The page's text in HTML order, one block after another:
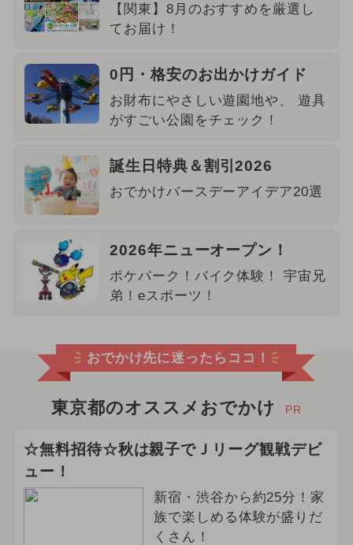
【関東】8月のおすすめを厳選し
てお届け！
0円・格安のお出かけガイド
お財布にやさしい遊園地や、 遊具
がすごい公園をチェック！
誕生日特典＆割引2026
おでかけバースデーアイデア20選
2026年ニューオープン！
ポケパーク！バイク体験！ 宇宙兄
弟！eスポーツ！
おでかけ先に迷ったらココ！
東京都のオススメおでかけ PR
☆無料招待☆秋は親子でＪリーグ観戦デビ
ュー！
新宿・渋谷から約25分！家
族で楽しめる体験が盛りだ
くさん！